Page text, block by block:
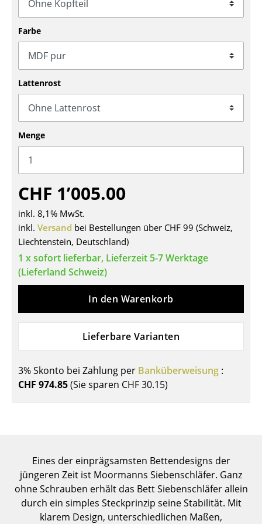
Einzelteile
... alle Sitzmöbel
Tische
Esstische
Beistelltische
Couchtische
Schreibtische
Sekretäre & PC-Tische
Konferenztische
Stehtische & Stehpulte
Kindertische
Gartentische
Aufbewahren
Regale & Schränke
Sideboards & Kommoden
TV Möbel
Beistell- & Rollcontainer
Farbe
Lattenrost
Menge
CHF 1’005.00
inkl. 8,1% MwSt.
inkl. Versand bei Bestellungen über CHF 99 (Schweiz,
Liechtenstein, Deutschland)
1 x sofort lieferbar, Lieferzeit 5-7 Werktage
(Lieferland Schweiz)
In den Warenkorb
Lieferbare Varianten
3% Skonto bei Zahlung per Banküberweisung :
CHF 974.85(Sie sparen CHF 30.15)
Eines der einprägsamsten Bettendesigns der
jüngeren Zeit ist Moormanns Siebenschläfer. Ganz
ohne Schrauben erhält das Bett Siebenschläfer allein
durch ein simples Steckprinzip seine Stabilität. Mit
klarem Design, unterschiedlichen Maßen,